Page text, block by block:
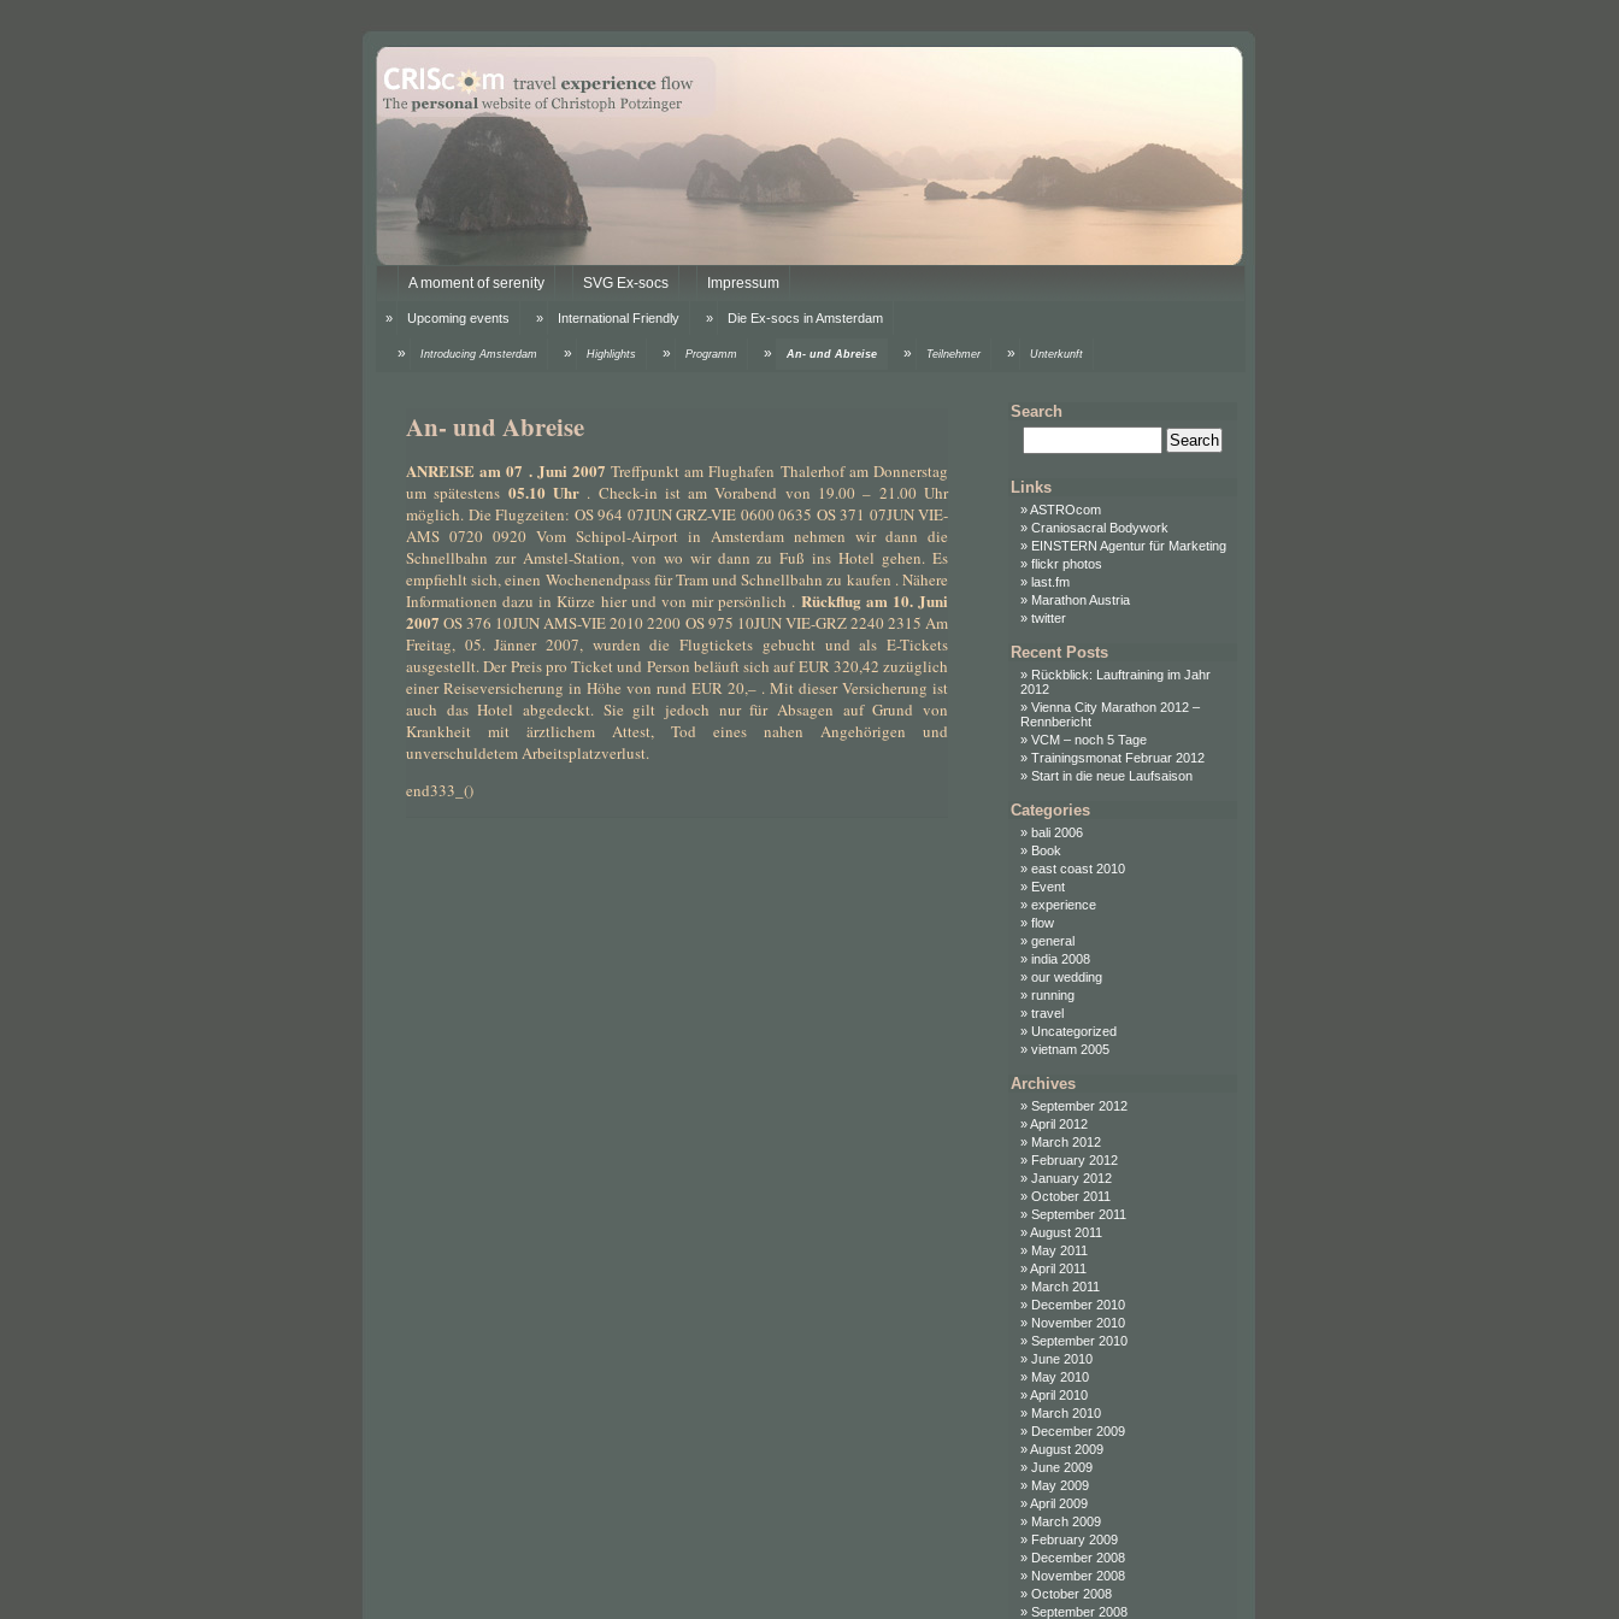
A moment of serenity SVG Ex-socs Impressum
Upcoming events International Friendly Die Ex-socs in Amsterdam
Introducing Amsterdam Highlights Programm An- und Abreise Teilnehmer Unterkunft
An- und Abreise
ANREISE am 07 . Juni 2007 Treffpunkt am Flughafen Thalerhof am Donnerstag
um spätestens 05.10 Uhr. Check-in ist am Vorabend von 19.00 – 21.00 Uhr
möglich. Die Flugzeiten: OS 964 07JUN GRZ-VIE 0600 0635 OS 371 07JUN VIE-
AMS 0720 0920 Vom Schipol-Airport in Amsterdam nehmen wir dann die
Schnellbahn zur Amstel-Station, von wo wir dann zu Fuß ins Hotel gehen. Es
empfiehlt sich, einen Wochenendpass für Tram und Schnellbahn zu kaufen . Nähere
Informationen dazu in Kürze hier und von mir persönlich . Rückflug am 10. Juni
2007 OS 376 10JUN AMS-VIE 2010 2200 OS 975 10JUN VIE-GRZ 2240 2315 Am
Freitag, 05. Jänner 2007, wurden die Flugtickets gebucht und als E-Tickets
ausgestellt. Der Preis pro Ticket und Person beläuft sich auf EUR 320,42 zuzüglich
einer Reiseversicherung in Höhe von rund EUR 20,– . Mit dieser Versicherung ist
auch das Hotel abgedeckt. Sie gilt jedoch nur für Absagen auf Grund von
Krankheit mit ärztlichem Attest, Tod eines nahen Angehörigen und
unverschuldetem Arbeitsplatzverlust.
end333_()
Search
Links
ASTROcom
Craniosacral Bodywork
EINSTERN Agentur für Marketing
flickr photos
last.fm
Marathon Austria
twitter
Recent Posts
Rückblick: Lauftraining im Jahr
2012
Vienna City Marathon 2012 –
Rennbericht
VCM – noch 5 Tage
Trainingsmonat Februar 2012
Start in die neue Laufsaison
Categories
bali 2006
Book
east coast 2010
Event
experience
flow
general
india 2008
our wedding
running
travel
Uncategorized
vietnam 2005
Archives
September 2012
April 2012
March 2012
February 2012
January 2012
October 2011
September 2011
August 2011
May 2011
April 2011
March 2011
December 2010
November 2010
September 2010
June 2010
May 2010
April 2010
March 2010
December 2009
August 2009
June 2009
May 2009
April 2009
March 2009
February 2009
December 2008
November 2008
October 2008
September 2008